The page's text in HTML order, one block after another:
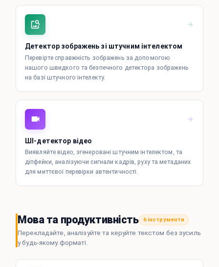
Детектор зображень зі штучним інтелектом
Перевірте справжність зображень за допомогою
нашого швидкого та безпечного детектора зображень
на базі штучного інтелекту.
ШІ-детектор відео
Виявляйте відео, згенеровані штучним інтелектом, та
діпфейки, аналізуючи сигнали кадрів, руху та метаданих
для миттєвої перевірки автентичності.
Мова та продуктивність 6 інструменти
Перекладайте, аналізуйте та керуйте текстом без зусиль
у будь-якому форматі.